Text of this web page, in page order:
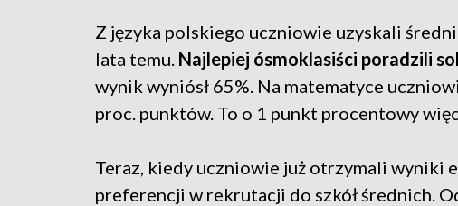
Z języka polskiego uczniowie uzyskali
lata temu. Najlepiej ósmoklasiści poradzili
wynik wyniósł 65%. Na matematyce
proc. punktów. To o 1 punkt procentowy
Teraz, kiedy uczniowie już otrzymali wyniki
preferencji w rekrutacji do szkół średnich.